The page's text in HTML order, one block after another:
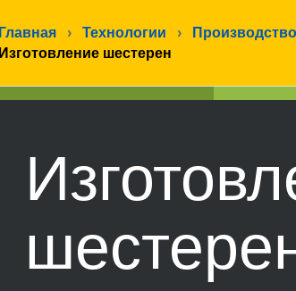
Главная › Технологии ›
Изготовление шестерен